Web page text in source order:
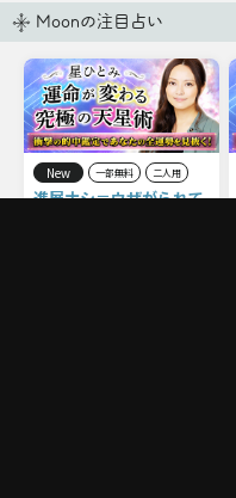
Moonの注目占い
New 一部無料 二人用
進展ナシ＝ウザがられて